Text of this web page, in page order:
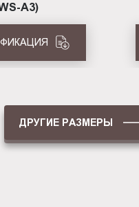
A3)
ДРУГИЕ РАЗМЕРЫ